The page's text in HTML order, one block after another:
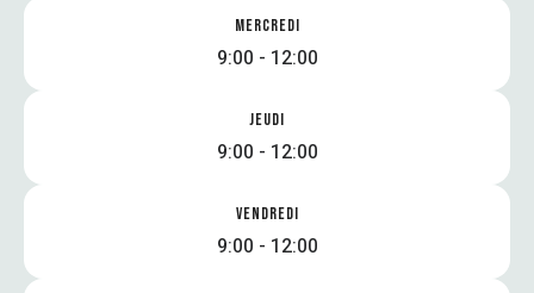
MERCREDI
9:00 - 12:00
JEUDI
9:00 - 12:00
VENDREDI
9:00 - 12:00